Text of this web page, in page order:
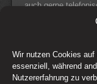
Wir nutzen Cookies
essenziell, während
Nutzererfahrung zu
auch gerne